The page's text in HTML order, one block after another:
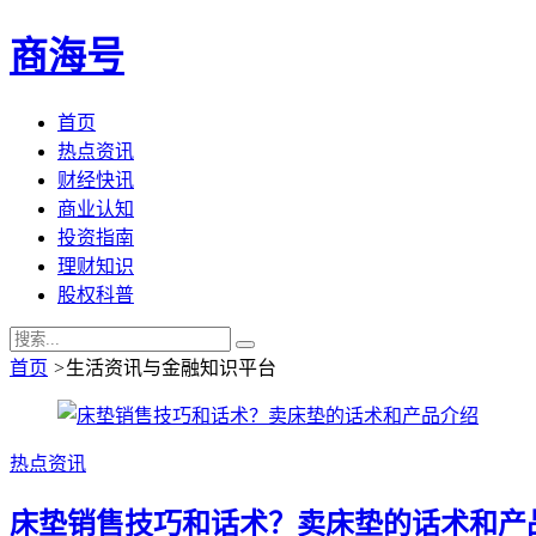
商海号
首页
热点资讯
财经快讯
商业认知
投资指南
理财知识
股权科普
首页 >生活资讯与金融知识平台
热点资讯
床垫销售技巧和话术？卖床垫的话术和产